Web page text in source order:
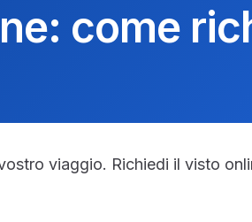
come
viaggio. Richiedi il visto